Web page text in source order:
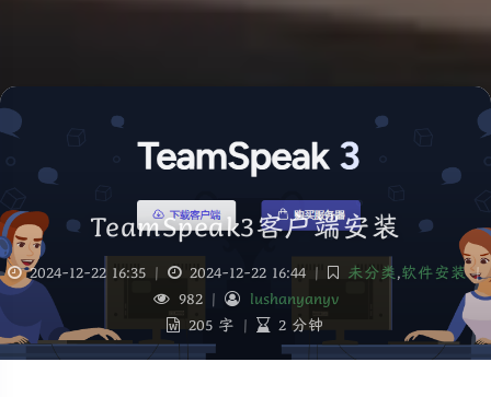
TeamSpeak3客户端安装
2024-12-22 16:35 | 2024-12-22 16:44 | 未分类,软件安装 |
982 |
lushanyanyv
205 字 | 2 分钟